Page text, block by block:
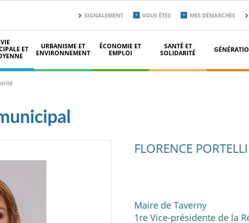
secondaire
top
SIGNALEMENT VOUS ÊTES MES DÉMARCHES
VIE
ET
URBANISME ET
ENVIRONNEMENT
ÉCONOMIE ET
EMPLOI
SANTÉ ET
SOLIDARITÉ
FLORENCE PORTELLI
Maire de Taverny
1re Vice-présidente de la